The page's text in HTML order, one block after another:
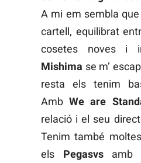
A mi em sembla
cartell, equilibrat
cosetes noves i
Mishima se m’
resta els tenim
AmbWe are
relació i el seu
Tenim també
els Pegasvsamb